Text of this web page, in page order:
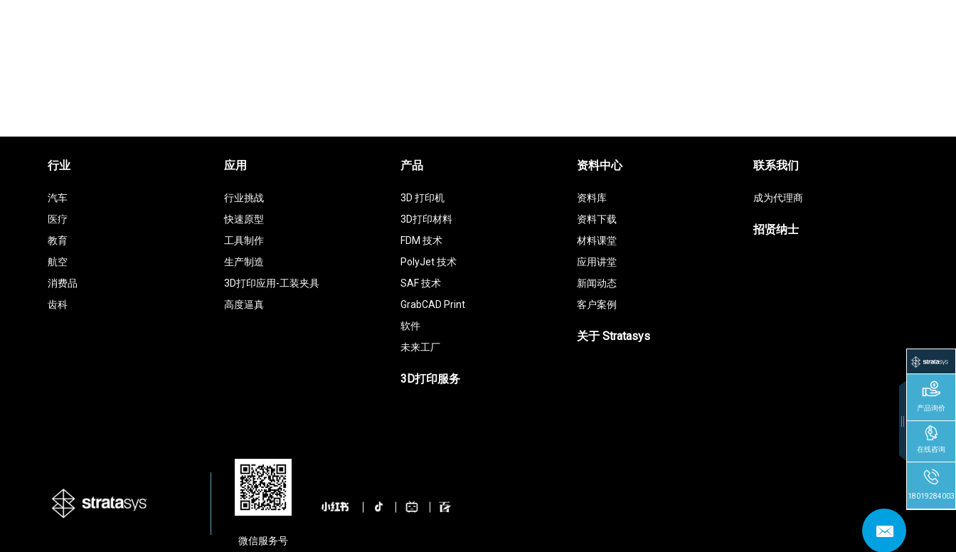
行业
汽车
医疗
教育
航空
消费品
齿科
应用
行业挑战
快速原型
工具制作
生产制造
3D打印应用-工装夹具
高度逼真
产品
3D 打印机
3D打印材料
FDM 技术
PolyJet 技术
SAF 技术
GrabCAD Print
软件
未来工厂
3D打印服务
资料中心
资料库
资料下载
材料课堂
应用讲堂
新闻动态
客户案例
关于 Stratasys
联系我们
成为代理商
招贤纳士
微信服务号
产品询价
在线咨询
18019284003